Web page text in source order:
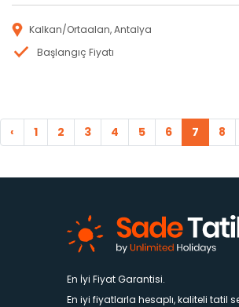
Kalkan/Ortaalan, Antalya
Başlangıç Fiyatı
‹ 1 2 3 4 5 6 7 8
En İyi Fiyat Garantisi.
En iyi fiyatlarla hesaplı, kaliteli tatil